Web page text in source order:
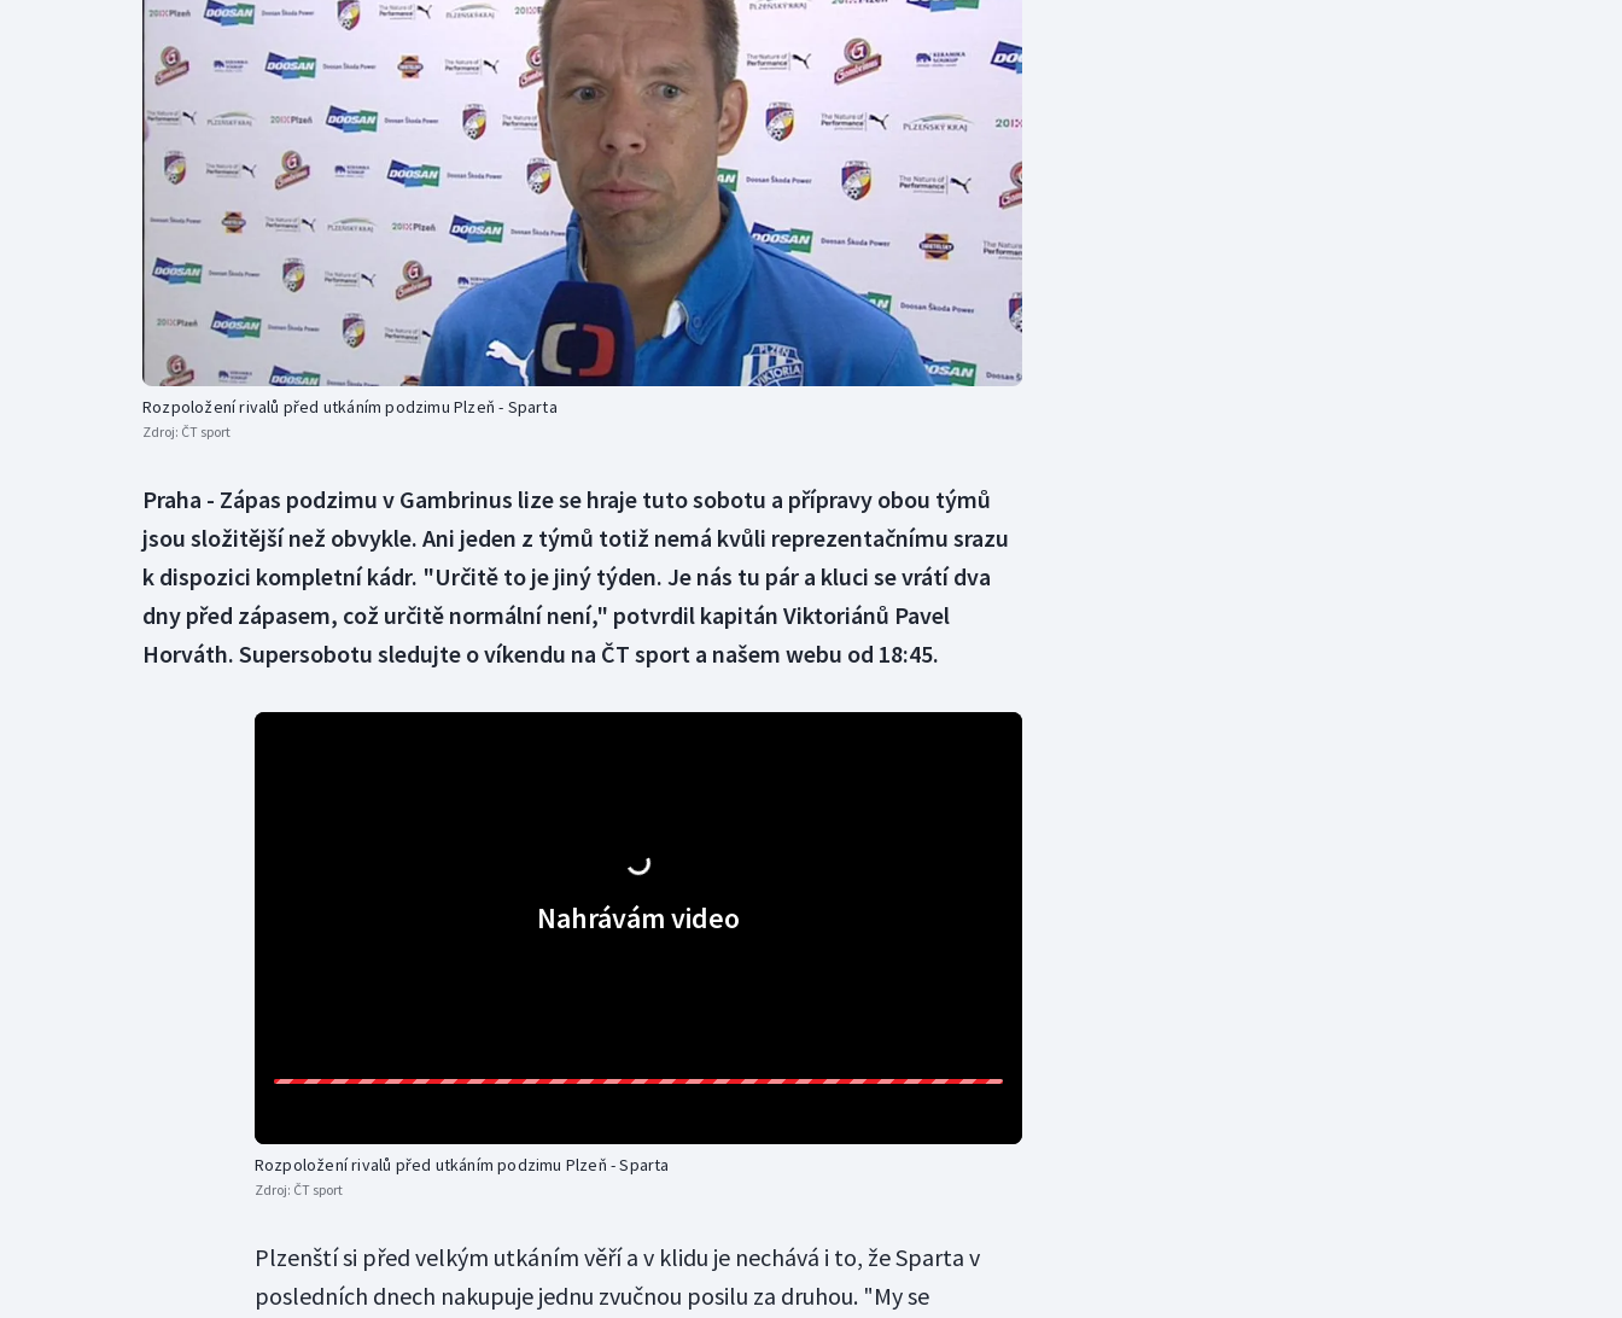
Curling
Dostihy
Florbal
Futsal
Golf
Gymnastika
Moderní pětiboj
Motorsport
Olympijské hry
Parasport
Plavání
Plážový volejbal
Triatlon
Veslování
Vodní slalom
Volejbal
Ostatní
Rozpoložení rivalů před utkáním podzimu Plzeň - Sparta
Zdroj: ČT sport
Praha - Zápas podzimu v Gambrinus lize se hraje tuto sobotu a přípravy obou týmů
jsou složitější než obvykle. Ani jeden z týmů totiž nemá kvůli reprezentačnímu srazu
k dispozici kompletní kádr. "Určitě to je jiný týden. Je nás tu pár a kluci se vrátí dva
dny před zápasem, což určitě normální není," potvrdil kapitán Viktoriánů Pavel
Horváth. Supersobotu sledujte o víkendu na ČT sport a našem webu od 18:45.
Nahrávám video
Rozpoložení rivalů před utkáním podzimu Plzeň - Sparta
Zdroj: ČT sport
Plzenští si před velkým utkáním věří a v klidu je nechává i to, že Sparta v
posledních dnech nakupuje jednu zvučnou posilu za druhou. "My se